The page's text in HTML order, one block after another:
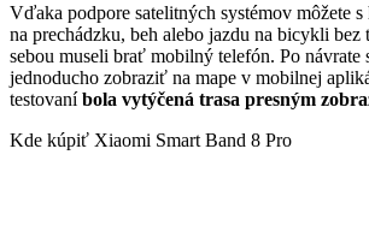
Vďaka podpore satelitných systémov môžete
na prechádzku, beh alebo jazdu na bicykli bez
sebou museli brať mobilný telefón. Po návrate
jednoducho zobraziť na mape v mobilnej
testovaníbola vytýčená trasa presným
Kde kúpiť Xiaomi Smart Band 8 Pro